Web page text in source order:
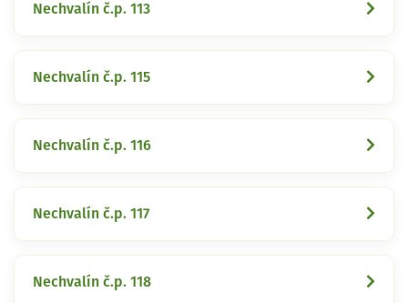
Nechvalín č.p. 113
Nechvalín č.p. 115
Nechvalín č.p. 116
Nechvalín č.p. 117
Nechvalín č.p. 118